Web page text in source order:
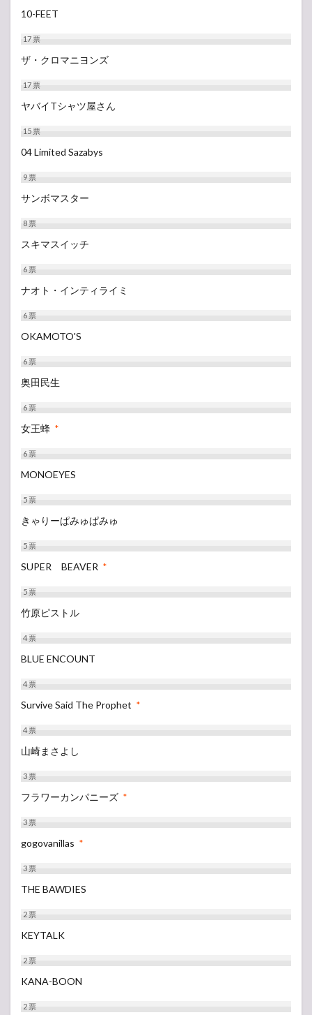
10-FEET
17票
ザ・クロマニヨンズ
17票
ヤバイTシャツ屋さん
15票
04 Limited Sazabys
9票
サンボマスター
8票
スキマスイッチ
6票
ナオト・インティライミ
6票
OKAMOTO'S
6票
奥田民生
6票
女王蜂 *
6票
MONOEYES
5票
きゃりーぱみゅぱみゅ
5票
SUPER BEAVER *
5票
竹原ピストル
4票
BLUE ENCOUNT
4票
Survive Said The Prophet *
4票
山崎まさよし
3票
フラワーカンパニーズ *
3票
gogovanillas *
3票
THE BAWDIES
2票
KEYTALK
2票
KANA-BOON
2票